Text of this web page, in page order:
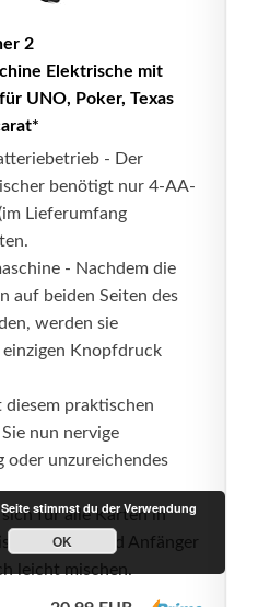
2
Elektrische mit
UNO, Poker, Texas
- Der
benötigt nur 4-AA-
Lieferumfang
- Nachdem die
auf beiden Seiten des
werden sie
Knopfdruck
praktischen
nun nervige
oder unzureichendes
für alle Karten in
Patienten und Anfänger
leicht mischen.
stimmst du der Verwendung
OK